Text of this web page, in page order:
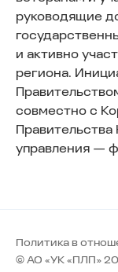
руководящие
и активно
региона.
совместно с
управления —
Политика в
© АО «УК «ПЛП»